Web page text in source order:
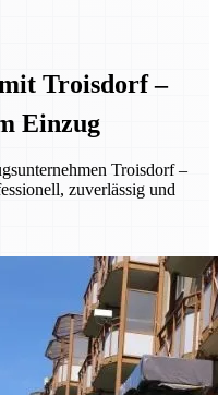
Troisdorf –
Einzug
Troisdorf –
zuverlässig und